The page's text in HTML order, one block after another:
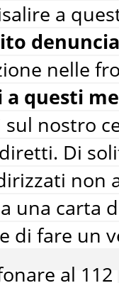
a
nelle
questi
nostro
Di
non
una carta
di fare un
al 112